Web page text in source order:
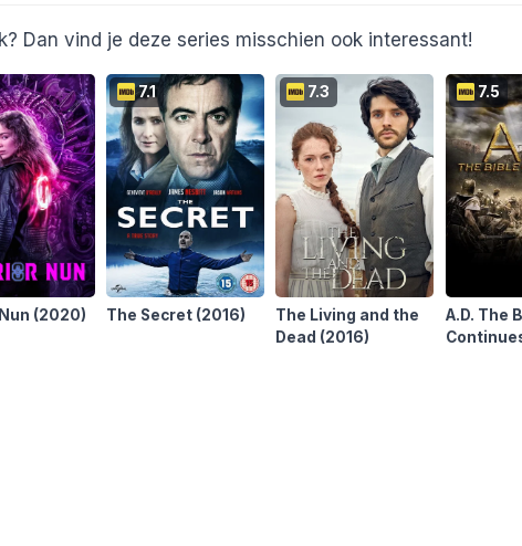
Dan vind je deze series misschien ook interessant!
(2020)
7.1
The Secret (2016)
7.3
The Living and the
Dead (2016)
7.5
A.D. The